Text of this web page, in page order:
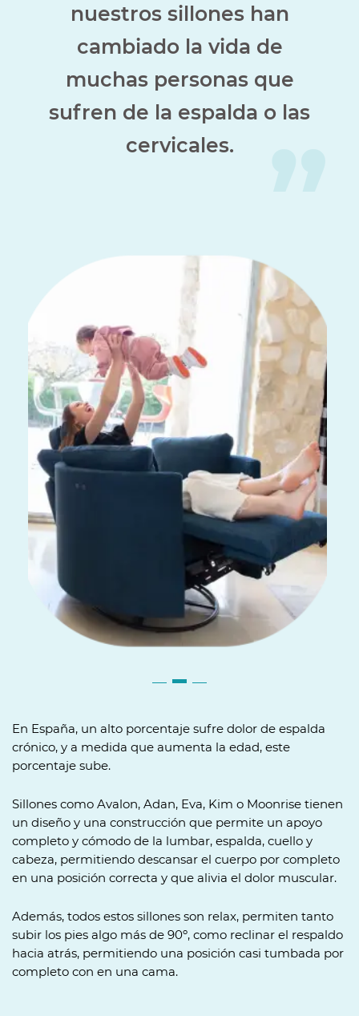
nuestros sillones han
cambiado la vida de
muchas personas que
sufren de la espalda o las
cervicales.
En España, un alto porcentaje sufre dolor de espalda
crónico, y a medida que aumenta la edad, este
porcentaje sube.
Sillones como Avalon, Adan, Eva, Kim o Moonrise tienen
un diseño y una construcción que permite un apoyo
completo y cómodo de la lumbar, espalda, cuello y
cabeza, permitiendo descansar el cuerpo por completo
en una posición correcta y que alivia el dolor muscular.
Además, todos estos sillones son relax, permiten tanto
subir los pies algo más de 90º, como reclinar el respaldo
hacia atrás, permitiendo una posición casi tumbada por
completo con en una cama.